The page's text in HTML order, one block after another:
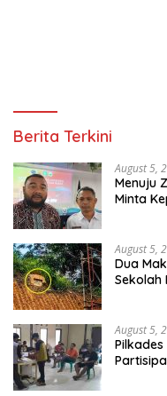
Berita Terkini
August 5,
Menuju
Minta
August 5,
Dua
Sekolah
August 5,
Pilkades